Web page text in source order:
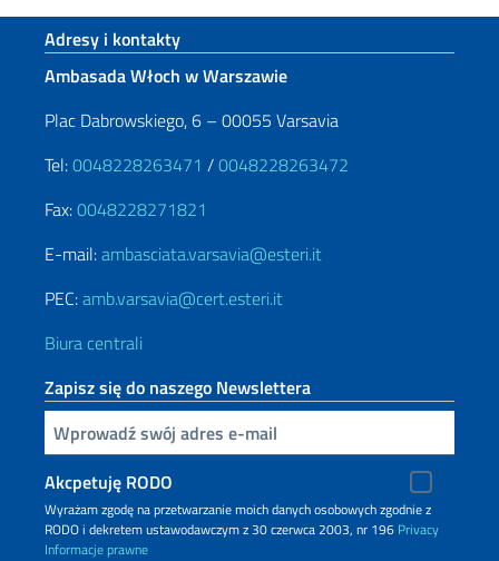
Footer section
Adresy i kontakty
Ambasada Włoch w Warszawie
Plac Dabrowskiego, 6 – 00055 Varsavia
Tel:0048228263471 /0048228263472
Fax:0048228271821
E-mail:ambasciata.varsavia@esteri.it
PEC:amb.varsavia@cert.esteri.it
Biura centrali
Zapisz się do naszego Newslettera
Inserisci la tua email
Akcpetuję RODO
Wyrażam zgodę na przetwarzanie moich danych osobowych zgodnie z
RODO i dekretem ustawodawczym z 30 czerwca 2003, nr 196 Privacy
Informacje prawne